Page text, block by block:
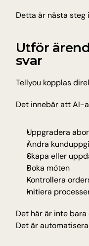
Detta är nästa
Utför
svar
Tellyou kopplas
Det innebär att AI-
Uppgradera
Ändra
Skapa eller
Boka möten
Kontrollera
Initiera
Det här är inte bara
Det är